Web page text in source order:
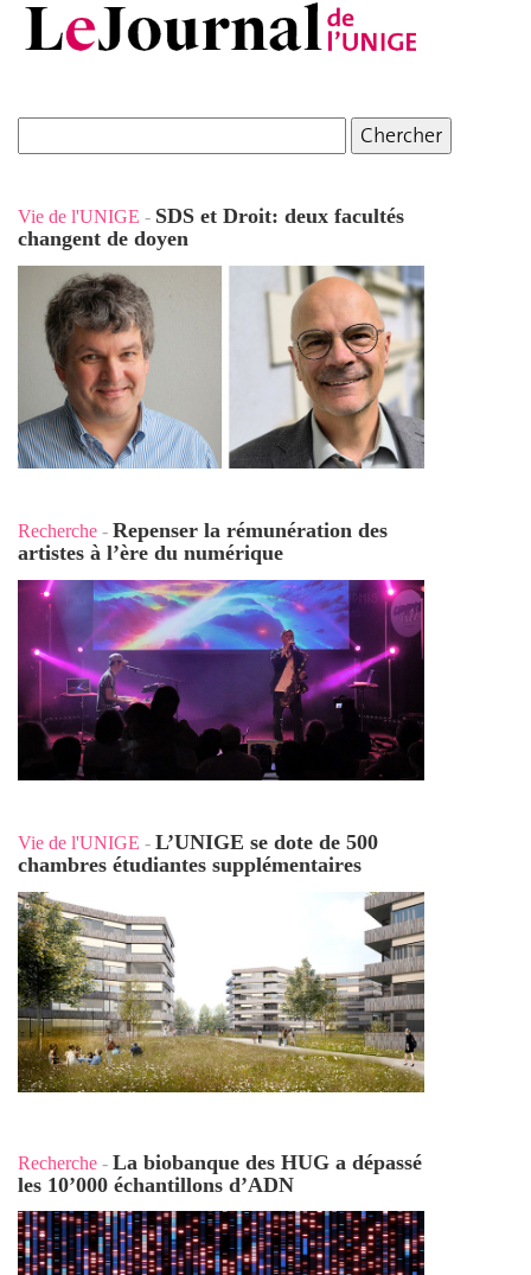
Vie de l'UNIGE - SDS et Droit: deux facultés
changent de doyen
Recherche - Repenser la rémunération des
artistes à l’ère du numérique
Vie de l'UNIGE - L’UNIGE se dote de 500
chambres étudiantes supplémentaires
Recherche - La biobanque des HUG a dépassé
les 10’000 échantillons d’ADN